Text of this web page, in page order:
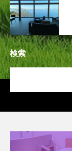
検索